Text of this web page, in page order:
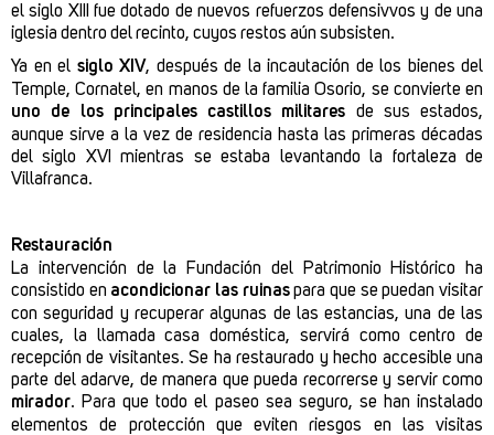
el siglo XIII fue dotado de nuevos refuerzos defensivvos y de una
iglesia dentro del recinto, cuyos restos aún subsisten.
Ya en el siglo XIV, después de la incautación de los bienes del
Temple, Cornatel, en manos de la familia Osorio, se convierte en
uno de los principales castillos militares de sus estados,
aunque sirve a la vez de residencia hasta las primeras décadas
del siglo XVI mientras se estaba levantando la fortaleza de
Villafranca.
Restauración
La intervención de la Fundación del Patrimonio Histórico ha
consistido en acondicionar las ruinaspara que se puedan visitar
con seguridad y recuperar algunas de las estancias, una de las
cuales, la llamada casa doméstica, servirá como centro de
recepción de visitantes. Se ha restaurado y hecho accesible una
parte del adarve, de manera que pueda recorrerse y servir como
mirador. Para que todo el paseo sea seguro, se han instalado
elementos de protección que eviten riesgos en las visitas